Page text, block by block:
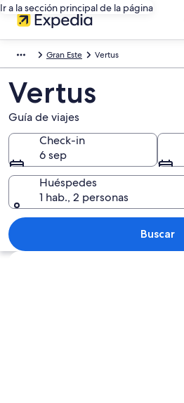
Ir a la sección principal de la página
Gran Este Vertus
Vertus
Guía de viajes
Check-in
6 sep
Huéspedes
1 hab., 2 personas
Buscar
Explorar mapa